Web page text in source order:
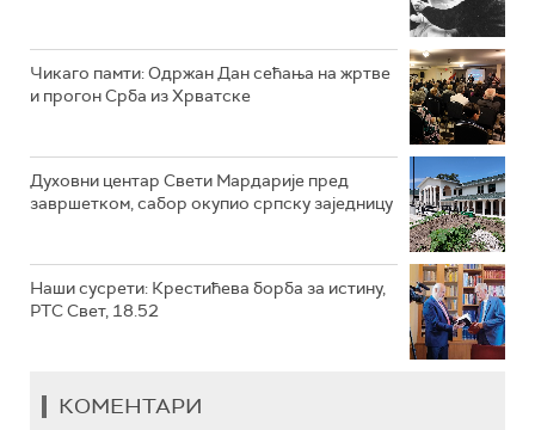
Чикаго памти: Одржан Дан сећања на жртве
и прогон Срба из Хрватске
Духовни центар Свети Мардарије пред
завршетком, сабор окупио српску заједницу
Наши сусрети: Крестићева борба за истину,
РТС Свет, 18.52
КОМЕНТАРИ